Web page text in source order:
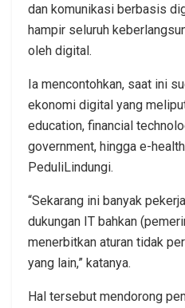
dan komunikasi berbasis
hampir seluruh
oleh digital.
Ia mencontohkan, saat ini
ekonomi digital yang
education, financial
government, hingga e-
PeduliLindungi.
“Sekarang ini banyak
dukungan IT bahkan
menerbitkan aturan tidak
yang lain,” katanya.
Hal tersebut mendorong